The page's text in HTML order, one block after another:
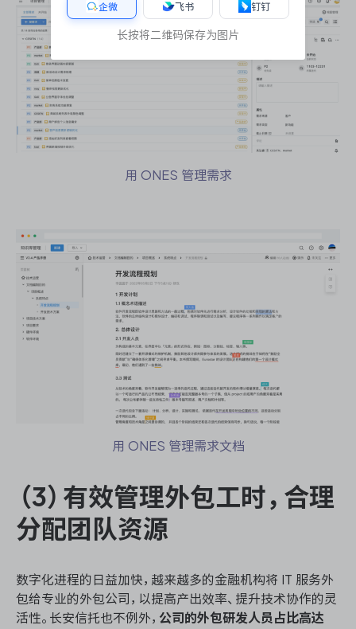
用 ONES 管理需求
用 ONES 管理需求文档
（3）有效管理外包工时，合理
分配团队资源
数字化进程的日益加快，越来越多的金融机构将 IT 服务外
包给专业的外包公司，以提高产出效率、提升技术协作的灵
活性。长安信托也不例外， 公司的外包研发人员占比高达
企微 飞书 钉钉
长按将二维码保存为图片